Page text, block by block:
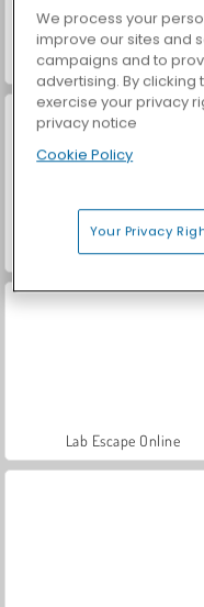
Farm Merge Valley
Let's Fish!
Lab Escape Online
We process your
improve our sites and
campaigns and to
advertising. By clicking
exercise your privacy
privacy notice
Cookie Policy
Your Privacy